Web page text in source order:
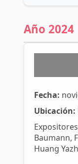
Año 2024
Fecha:
Ubicación:
Baumann,
Huang